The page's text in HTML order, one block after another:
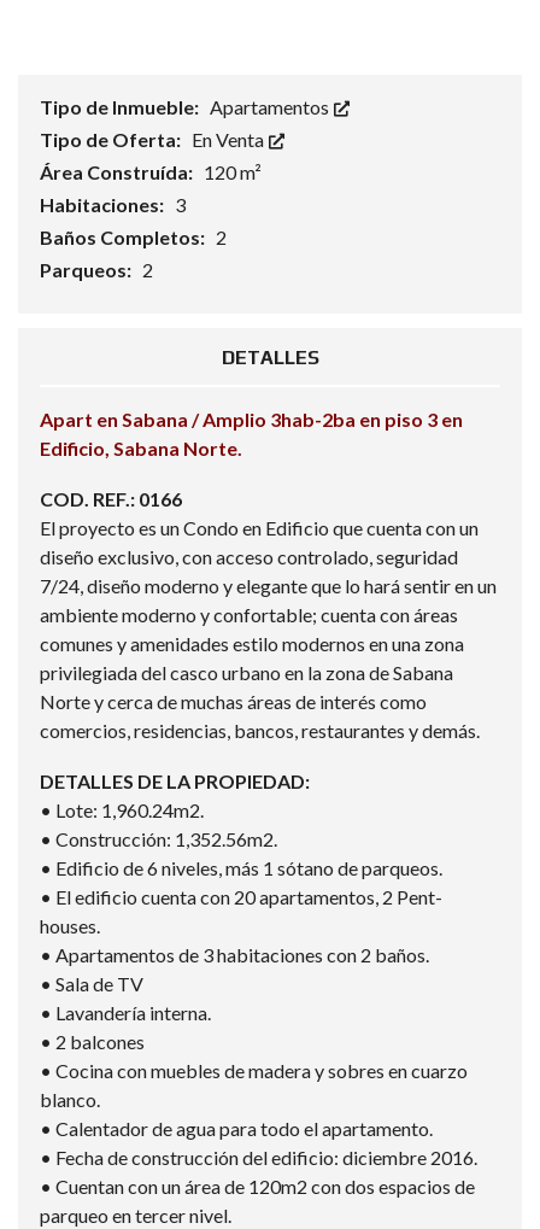
Tipo de Inmueble: Apartamentos
Tipo de Oferta: En Venta
Área Construída: 120 m²
Habitaciones: 3
Baños Completos: 2
Parqueos: 2
DETALLES
Apart en Sabana / Amplio 3hab-2ba en piso 3 en
Edificio, Sabana Norte.
COD. REF.: 0166
El proyecto es un Condo en Edificio que cuenta con un
diseño exclusivo, con acceso controlado, seguridad
7/24, diseño moderno y elegante que lo hará sentir en un
ambiente moderno y confortable; cuenta con áreas
comunes y amenidades estilo modernos en una zona
privilegiada del casco urbano en la zona de Sabana
Norte y cerca de muchas áreas de interés como
comercios, residencias, bancos, restaurantes y demás.
DETALLES DE LA PROPIEDAD:
• Lote: 1,960.24m2.
• Construcción: 1,352.56m2.
• Edificio de 6 niveles, más 1 sótano de parqueos.
• El edificio cuenta con 20 apartamentos, 2 Pent-
houses.
• Apartamentos de 3 habitaciones con 2 baños.
• Sala de TV
• Lavandería interna.
• 2 balcones
• Cocina con muebles de madera y sobres en cuarzo
blanco.
• Calentador de agua para todo el apartamento.
• Fecha de construcción del edificio: diciembre 2016.
• Cuentan con un área de 120m2 con dos espacios de
parqueo en tercer nivel.